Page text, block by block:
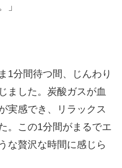
」
1分間待つ間、じんわり
ました。炭酸ガスが血
実感でき、リラックス
。この1分間がまるでエ
な贅沢な時間に感じら